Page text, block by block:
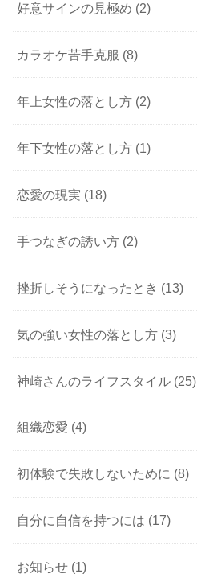
好意サインの見極め (2)
カラオケ苦手克服 (8)
年上女性の落とし方 (2)
年下女性の落とし方 (1)
恋愛の現実 (18)
手つなぎの誘い方 (2)
挫折しそうになったとき (13)
気の強い女性の落とし方 (3)
神崎さんのライフスタイル (25)
組織恋愛 (4)
初体験で失敗しないために (8)
自分に自信を持つには (17)
お知らせ (1)